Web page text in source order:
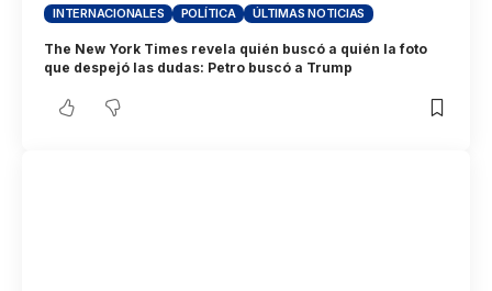
INTERNACIONALES POLÍTICA ÚLTIMAS NOTICIAS
The New York Times revela quién buscó a quién la foto
que despejó las dudas: Petro buscó a Trump